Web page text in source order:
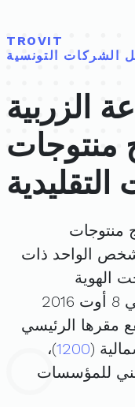
TROVIT
الشركات التونسية
الزربية
منتوجات
التقليدية
منتوجات
الواحد ذات
الهوية
. تم تأسيسها في 8 أوت 2016
مقرها الرئيسي
1200)،
للمؤسسات